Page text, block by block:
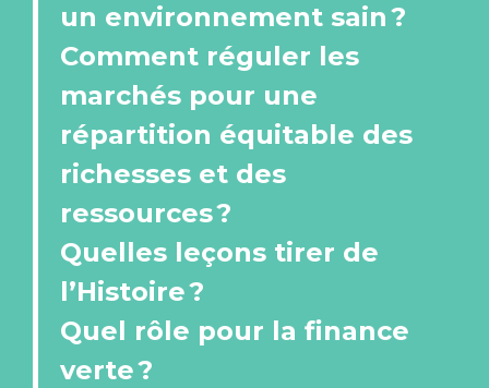
un environnement sain ?
Comment réguler les
marchés pour une
répartition équitable des
richesses et des
ressources ?
Quelles leçons tirer de
l’Histoire ?
Quel rôle pour la finance
verte ?